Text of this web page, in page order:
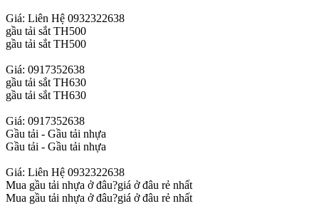
Giá: Liên Hệ 0932322638
gầu tải sắt TH500
gầu tải sắt TH500
Giá: 0917352638
gầu tải sắt TH630
gầu tải sắt TH630
Giá: 0917352638
Gầu tải - Gầu tải nhựa
Gầu tải - Gầu tải nhựa
Giá: Liên Hệ 0932322638
Mua gầu tải nhựa ở đâu?giá ở đâu rẻ nhất
Mua gầu tải nhựa ở đâu?giá ở đâu rẻ nhất